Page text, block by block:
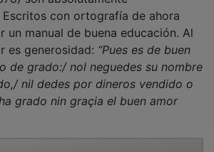
son absolutamente
Escritos con ortografía de ahora
un manual de buena educación. Al
es generosidad:
“Pues es de buen
de grado:/ nol neguedes su nombre
nil dedes por dineros vendido o
grado nin graçia el buen amor